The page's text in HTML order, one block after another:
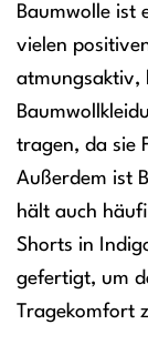
Baumwolle ist
vielen
atmungsaktiv,
tragen, da sie
Außerdem ist
hält auch
Shorts in
gefertigt, um
Tragekomfort